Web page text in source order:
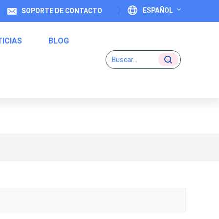
ESPAÑOL
SOPORTE DE CONTACTO
BLOG
De Plástico